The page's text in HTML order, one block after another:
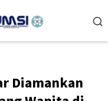
Diamankan